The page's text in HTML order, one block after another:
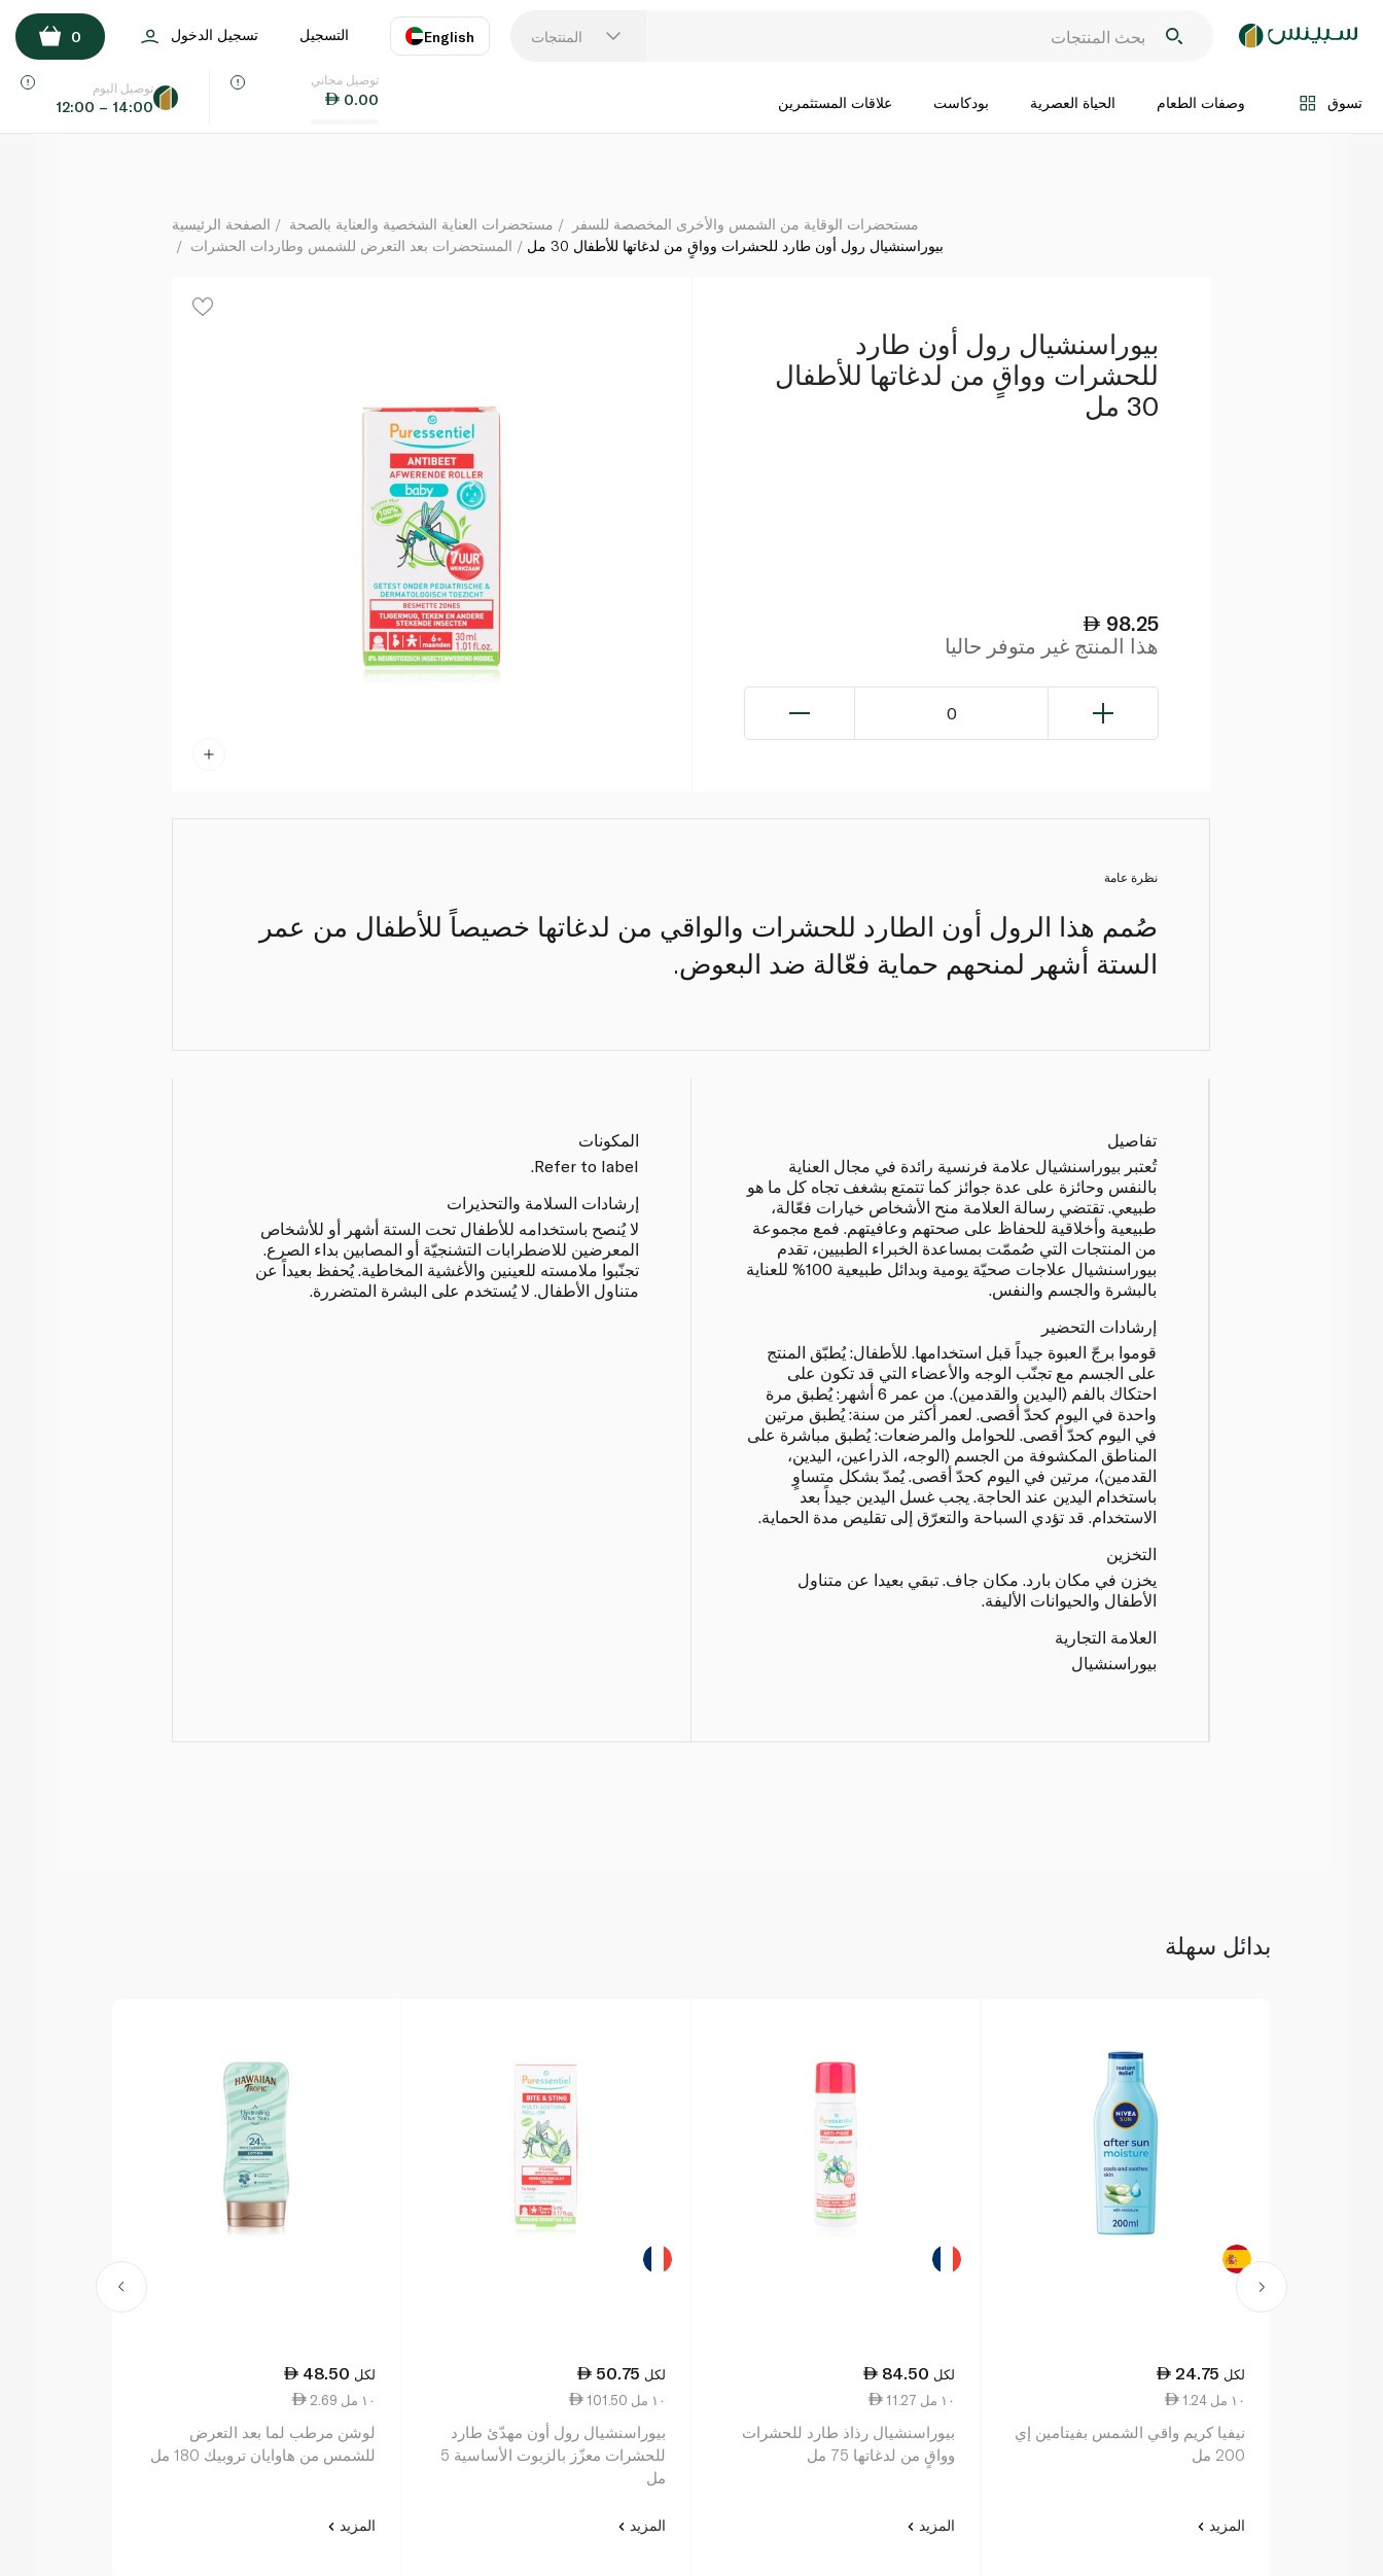
المنتجات English
اللغة
التسجيل تسجيل الدخول 0
تسوق وصفات الطعام الحياة العصرية بودكاست علاقات المستثمرين
توصيل مجاني
0.00
توصيل اليوم
12:00 – 14:00
بيوراسنشيال رول أون طارد للحشرات وواقٍ من لدغاتها للأطفال 30 مل
اضف الى السلة
الصفحة الرئيسية مستحضرات العناية الشخصية والعناية بالصحة
مستحضرات الوقاية من الشمس والأخرى المخصصة للسفر
المستحضرات بعد التعرض للشمس وطاردات الحشرات
بيوراسنشيال رول أون طارد للحشرات وواقٍ من لدغاتها للأطفال 30 مل
بيوراسنشيال رول أون طارد
للحشرات وواقٍ من لدغاتها للأطفال
30 مل
98.25
هذا المنتج غير متوفر حاليا
0
نظرة عامة
صُمم هذا الرول أون الطارد للحشرات والواقي من لدغاتها خصيصاً للأطفال من عمر
الستة أشهر لمنحهم حماية فعّالة ضد البعوض.
تفاصيل
تُعتبر بيوراسنشيال علامة فرنسية رائدة في مجال العناية
بالنفس وحائزة على عدة جوائز كما تتمتع بشغف تجاه كل ما هو
طبيعي. تقتضي رسالة العلامة منح الأشخاص خيارات فعّالة،
طبيعية وأخلاقية للحفاظ على صحتهم وعافيتهم. فمع مجموعة
من المنتجات التي صُممّت بمساعدة الخبراء الطبيين، تقدم
بيوراسنشيال علاجات صحيّة يومية وبدائل طبيعية 100% للعناية
بالبشرة والجسم والنفس.
إرشادات التحضير
قوموا برجّ العبوة جيداً قبل استخدامها. للأطفال: يُطبّق المنتج
على الجسم مع تجنّب الوجه والأعضاء التي قد تكون على
احتكاك بالفم (اليدين والقدمين). من عمر 6 أشهر: يُطبق مرة
واحدة في اليوم كحدّ أقصى. لعمر أكثر من سنة: يُطبق مرتين
في اليوم كحدّ أقصى. للحوامل والمرضعات: يُطبق مباشرة على
المناطق المكشوفة من الجسم (الوجه، الذراعين، اليدين،
القدمين)، مرتين في اليوم كحدّ أقصى. يُمدّ بشكل متساوٍ
باستخدام اليدين عند الحاجة. يجب غسل اليدين جيداً بعد
الاستخدام. قد تؤدي السباحة والتعرّق إلى تقليص مدة الحماية.
التخزين
يخزن في مكان بارد. مكان جاف. تبقي بعيدا عن متناول
الأطفال والحيوانات الأليفة.
العلامة التجارية
بيوراسنشيال
المكونات
Refer to label.
إرشادات السلامة والتحذيرات
لا يُنصح باستخدامه للأطفال تحت الستة أشهر أو للأشخاص
المعرضين للاضطرابات التشنجيّة أو المصابين بداء الصرع.
تجنّبوا ملامسته للعينين والأغشية المخاطية. يُحفظ بعيداً عن
متناول الأطفال. لا يُستخدم على البشرة المتضررة.
بدائل سهلة
24.75 لكل
1.24 ١٠ مل
نيفيا كريم واقي الشمس بفيتامين إي
200 مل
المزيد
84.50 لكل
11.27 ١٠ مل
بيوراسنشيال رذاذ طارد للحشرات
وواقٍ من لدغاتها 75 مل
المزيد
50.75 لكل
101.50 ١٠ مل
بيوراسنشيال رول أون مهدّئ طارد
للحشرات معزّز بالزيوت الأساسية 5
مل
المزيد
48.50 لكل
2.69 ١٠ مل
لوشن مرطب لما بعد التعرض
للشمس من هاوايان تروبيك 180 مل
المزيد